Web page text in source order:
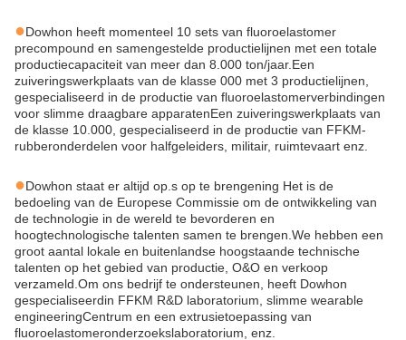
●Dowhon heeft momenteel 10 sets van fluoroelastomer
precompound en samengestelde productielijnen met een totale
productiecapaciteit van meer dan 8.000 ton/jaar.Een
zuiveringswerkplaats van de klasse 000 met 3 productielijnen,
gespecialiseerd in de productie van fluoroelastomerverbindingen
voor slimme draagbare apparatenEen zuiveringswerkplaats van
de klasse 10.000, gespecialiseerd in de productie van FFKM-
rubberonderdelen voor halfgeleiders, militair, ruimtevaart enz.
●Dowhon staat er altijd op. s op te brengening Het is de
bedoeling van de Europese Commissie om de ontwikkeling van
de technologie in de wereld te bevorderen en
hoogtechnologische talenten samen te brengen. We hebben een
groot aantal lokale en buitenlandse hoogstaande technische
talenten op het gebied van productie, O&O en verkoop
verzameld. Om ons bedrijf te ondersteunen, heeft Dowhon
gespecialiseerdin FFKM R&D laboratorium, slimme wearable
engineeringCentrum en een extrusietoepassing van
fluoroelastomeronderzoekslaboratorium, enz.